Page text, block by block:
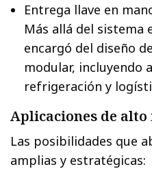
Entrega llave en
Más allá del sistema
encargó del diseño
modular, incluyendo
refrigeración y
Aplicaciones de alto
Las posibilidades que
amplias y estratégicas: